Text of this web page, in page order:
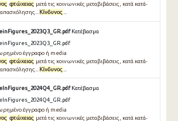
φτώχειας μετά τις κοινωνικές μεταβιβάσεις, κατά κατά-
Κίνδυνος...
Κατέβασμα
έγγραφο ή media
φτώχειας μετά τις κοινωνικές μεταβιβάσεις, κατά κατά-
Κίνδυνος
Κατέβασμα
έγγραφο ή media
φτώχειας μετά τις κοινωνικές μεταβιβάσεις, κατά κατά-